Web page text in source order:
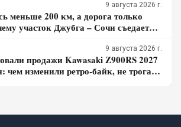
9 августа 2026 г.
меньше 200 км, а дорога только
участок Джубга – Сочи съедает
9 августа 2026 г.
продажи Kawasaki Z900RS 2027
чем изменили ретро-байк, не трогая